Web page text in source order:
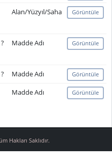
Alan/Yüzyıl/Saha Görüntüle
Madde Adı Görüntüle
Madde Adı Görüntüle
Madde Adı Görüntüle
Hakları Saklıdır.